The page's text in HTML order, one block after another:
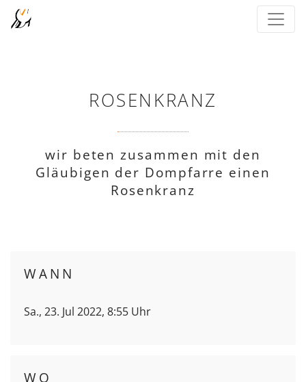
ROSENKRANZ
wir beten zusammen mit den
Gläubigen der Dompfarre einen
Rosenkranz
WANN
Sa., 23. Jul 2022, 8:55 Uhr
WO